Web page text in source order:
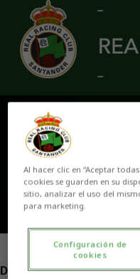
DELANTERO
Al hacer clic en “Aceptar
cookies se guarden en su
sitio, analizar el uso del
para marketing.
Configuración de
cookies